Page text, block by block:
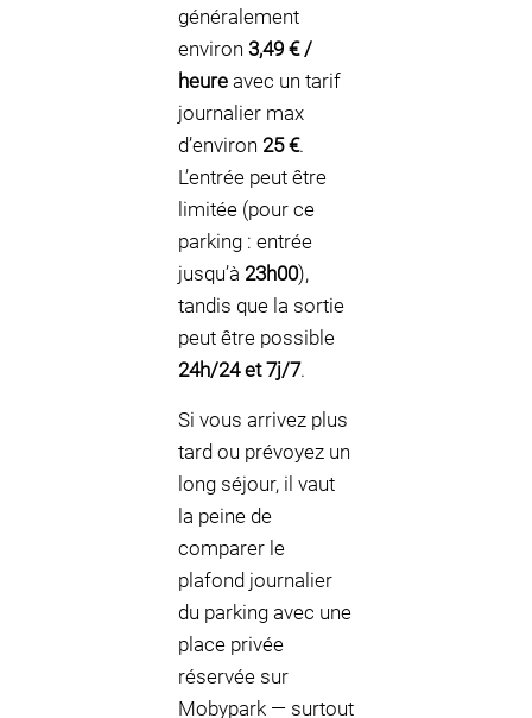
généralement
environ 3,49 € /
heure avec un tarif
journalier max
d’environ 25 €.
L’entrée peut être
limitée (pour ce
parking : entrée
jusqu’à 23h00),
tandis que la sortie
peut être possible
24h/24 et 7j/7.
Si vous arrivez plus
tard ou prévoyez un
long séjour, il vaut
la peine de
comparer le
plafond journalier
du parking avec une
place privée
réservée sur
Mobypark — surtout